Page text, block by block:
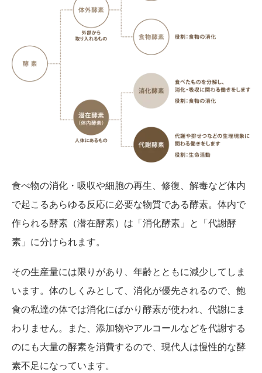
食べ物の消化・吸収や細胞の再生、修復、解毒など体内
で起こるあらゆる反応に必要な物質である酵素。体内で
作られる酵素（潜在酵素）は「消化酵素」と「代謝酵
素」に分けられます。
その生産量には限りがあり、年齢とともに減少してしま
います。体のしくみとして、消化が優先されるので、飽
食の私達の体では消化にばかり酵素が使われ、代謝にま
わりません。また、添加物やアルコールなどを代謝する
のにも大量の酵素を消費するので、現代人は慢性的な酵
素不足になっています。